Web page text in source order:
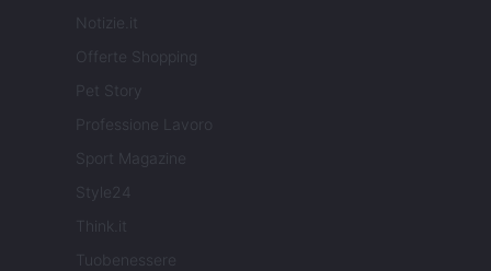
Notizie.it
Offerte Shopping
Pet Story
Professione Lavoro
Sport Magazine
Style24
Think.it
Tuobenessere